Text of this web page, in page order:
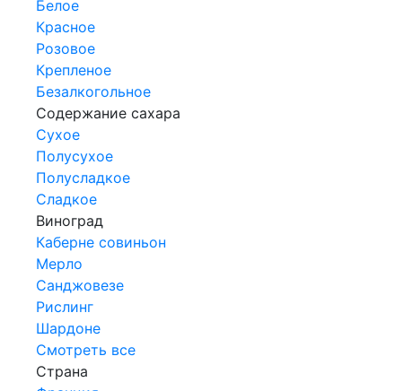
Белое
Красное
Розовое
Крепленое
Безалкогольное
Содержание сахара
Сухое
Полусухое
Полусладкое
Сладкое
Виноград
Каберне совиньон
Мерло
Санджовезе
Рислинг
Шардоне
Смотреть все
Страна